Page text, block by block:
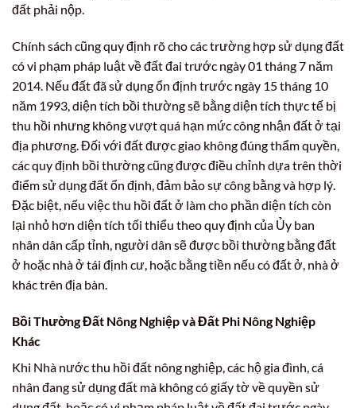
đất phải nộp.
Chính sách cũng quy định rõ cho các trường hợp sử dụng đất
có vi phạm pháp luật về đất đai trước ngày 01 tháng 7 năm
2014. Nếu đất đã sử dụng ổn định trước ngày 15 tháng 10
năm 1993, diện tích bồi thường sẽ bằng diện tích thực tế bị
thu hồi nhưng không vượt quá hạn mức công nhận đất ở tại
địa phương. Đối với đất được giao không đúng thẩm quyền,
các quy định bồi thường cũng được điều chỉnh dựa trên thời
điểm sử dụng đất ổn định, đảm bảo sự công bằng và hợp lý.
Đặc biệt, nếu việc thu hồi đất ở làm cho phần diện tích còn
lại nhỏ hơn diện tích tối thiểu theo quy định của Ủy ban
nhân dân cấp tỉnh, người dân sẽ được bồi thường bằng đất
ở hoặc nhà ở tái định cư, hoặc bằng tiền nếu có đất ở, nhà ở
khác trên địa bàn.
Bồi Thường Đất Nông Nghiệp và Đất Phi Nông Nghiệp
Khác
Khi Nhà nước thu hồi đất nông nghiệp, các hộ gia đình, cá
nhân đang sử dụng đất mà không có giấy tờ về quyền sử